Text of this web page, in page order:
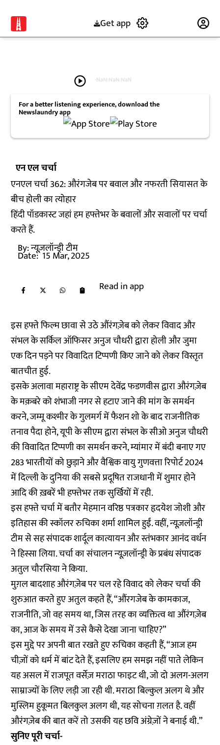
Get app
play_circle -NaN:NaN:NaN
For a better listening experience, download the
Newslaundry app
एन एल चर्चा
एनएल चर्चा 362: औरंगजेब पर बवाल और नफरती सियासत के
बीच होली का त्योहार
हिंदी पॉडकास्ट जहां हम हफ्तेभर के बवालों और सवालों पर चर्चा
करते हैं.
By:न्यूज़लॉन्ड्री टीम
Date: 15 Mar, 2025
Read in app
इस हफ्ते फिल्म छावा से उठे औंरंगज़ेब को लेकर विवाद और
संभल के सर्किल ऑफिसर अनुज चौधरी द्वारा होली और जुमा
एक दिन पड़ने पर विवादित टिप्पणी किए जाने को लेकर विस्तृत
बातचीत हुई.
इसके अलावा महाराष्ट्र के सीएम देवेंद्र फडणवीस द्वारा औरंगज़ेब
के मक़बरे को शंभाजी नगर से हटाए जाने की मांग के समर्थन
करने, जम्मू कश्मीर के गुलमर्ग में फैशन शो के बाद राजनीतिक
तनाव पैदा होने, यूपी के सीएम द्वारा संभल के सीओ अनुज चौधरी
की विवादित टिप्पणी का समर्थन करने, म्यांमार में बंदी बनाए गए
283 भारतीयों को छुड़ाने और वैश्विक वायु गुणवत्ता रिपोर्ट 2024
में दिल्ली के दुनिया की सबसे प्रदूषित राजधानी में शुमार होने
आदि की ख़बरें भी हफ्तेभर तक सुर्खियों में रही.
इस हफ्ते चर्चा में बतौर मेहमान वरिष्ठ पत्रकार हृदयेश जोशी और
इतिहास की स्कॉलर रुचिका शर्मा शामिल हुईं. वहीं, न्यूज़लॉन्ड्री
टीम से सह संपादक शार्दूल कात्यायन और स्तंभकार आनंद वर्धन
ने हिस्सा लिया. चर्चा का संचालन न्यूज़लॉन्ड्री के प्रबंध संपादक
अतुल चौरसिया ने किया.
मुग़ल बादशाह औरंगज़ेब पर चल रहे विवाद को लेकर चर्चा की
शुरुआत करते हुए अतुल कहते हैं, “औंरगजेब के कामकाज,
राजनीति, जो वह समय था, जिस तरह का व्यक्तित्व था औंरंगज़ेब
का, आज के समय में उसे कैसे देखा जाना चाहिए?”
इस मुद्दे पर अपनी बात रखते हुए रुचिका कहती हैं, “आज हम
चीज़ों को धर्म में बांट देते हैं, इसलिए हम समझ नहीं पाते लेकिन
यह असल में राजपूत वर्सेज़ मराठा फाइट थी, जो दो अलग-अलग
साम्राज्यों के लिए लड़ी जा रही थी. मराठा बिल्कुल अलग थे और
मुस्लिम हुकूमत बिलकुल अलग थी, यह सोचना ग़लत है. वहीं
औरंगज़ेब की बात करें तो उसकी यह छवि अंग्रेज़ों ने बनाई थी.”
सुनिए पूरी चर्चा-